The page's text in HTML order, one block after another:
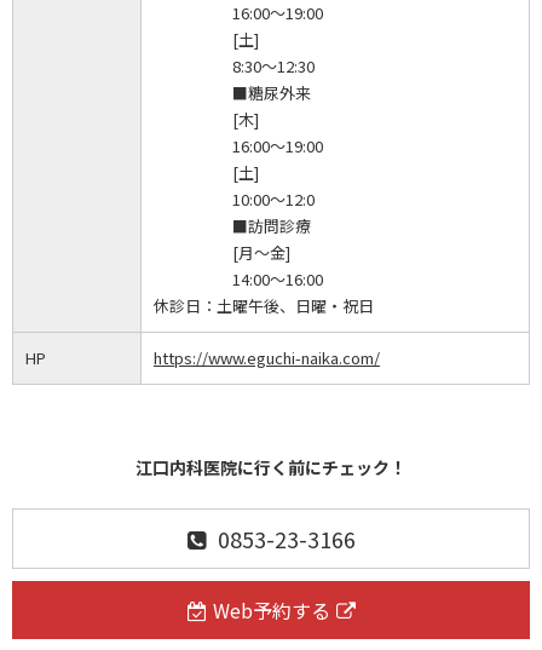
16:00～19:00
[土]
8:30～12:30
■糖尿外来
[木]
16:00～19:00
[土]
10:00～12:0
■訪問診療
[月～金]
14:00～16:00
休診日： 土曜午後、日曜・祝日
HP https://www.eguchi-naika.com/
江口内科医院に行く前にチェック！
0853-23-3166
Web予約する